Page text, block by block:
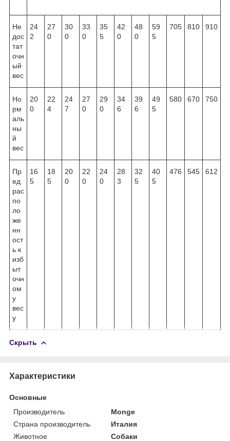
Не
дос
тат
очн
ый
вес
24
2
27
0
30
0
33
0
35
5
42
0
48
0
59
5
705 810 910
Но
рм
аль
ны
й
вес
20
0
22
4
24
7
27
0
29
0
34
6
39
6
49
5
580 670 750
Пр
ед
рас
по
ло
же
нн
ост
ь к
изб
ыт
очн
ом
у
вес
у
16
5
18
5
20
0
22
0
24
0
28
3
32
5
40
5
476 545 612
Скрыть
Характеристики
Основные
Производитель
Monge
Страна производитель
Италия
Животное
Собаки